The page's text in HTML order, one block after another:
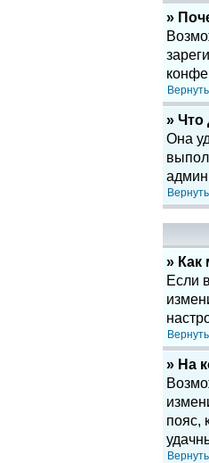
»
» Что
Она
» Как
Если
» На
пояс,